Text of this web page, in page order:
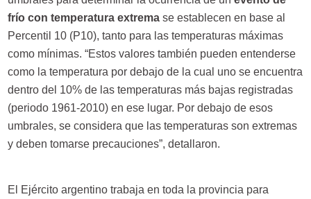
frío con temperatura extremase establecen en base al
Percentil 10 (P10), tanto para las temperaturas máximas
como mínimas. “Estos valores también pueden entenderse
como la temperatura por debajo de la cual uno se encuentra
dentro del 10% de las temperaturas más bajas registradas
(periodo 1961-2010) en ese lugar. Por debajo de esos
umbrales, se considera que las temperaturas son extremas
y deben tomarse precauciones”, detallaron.
El Ejército argentino trabaja en toda la provincia para